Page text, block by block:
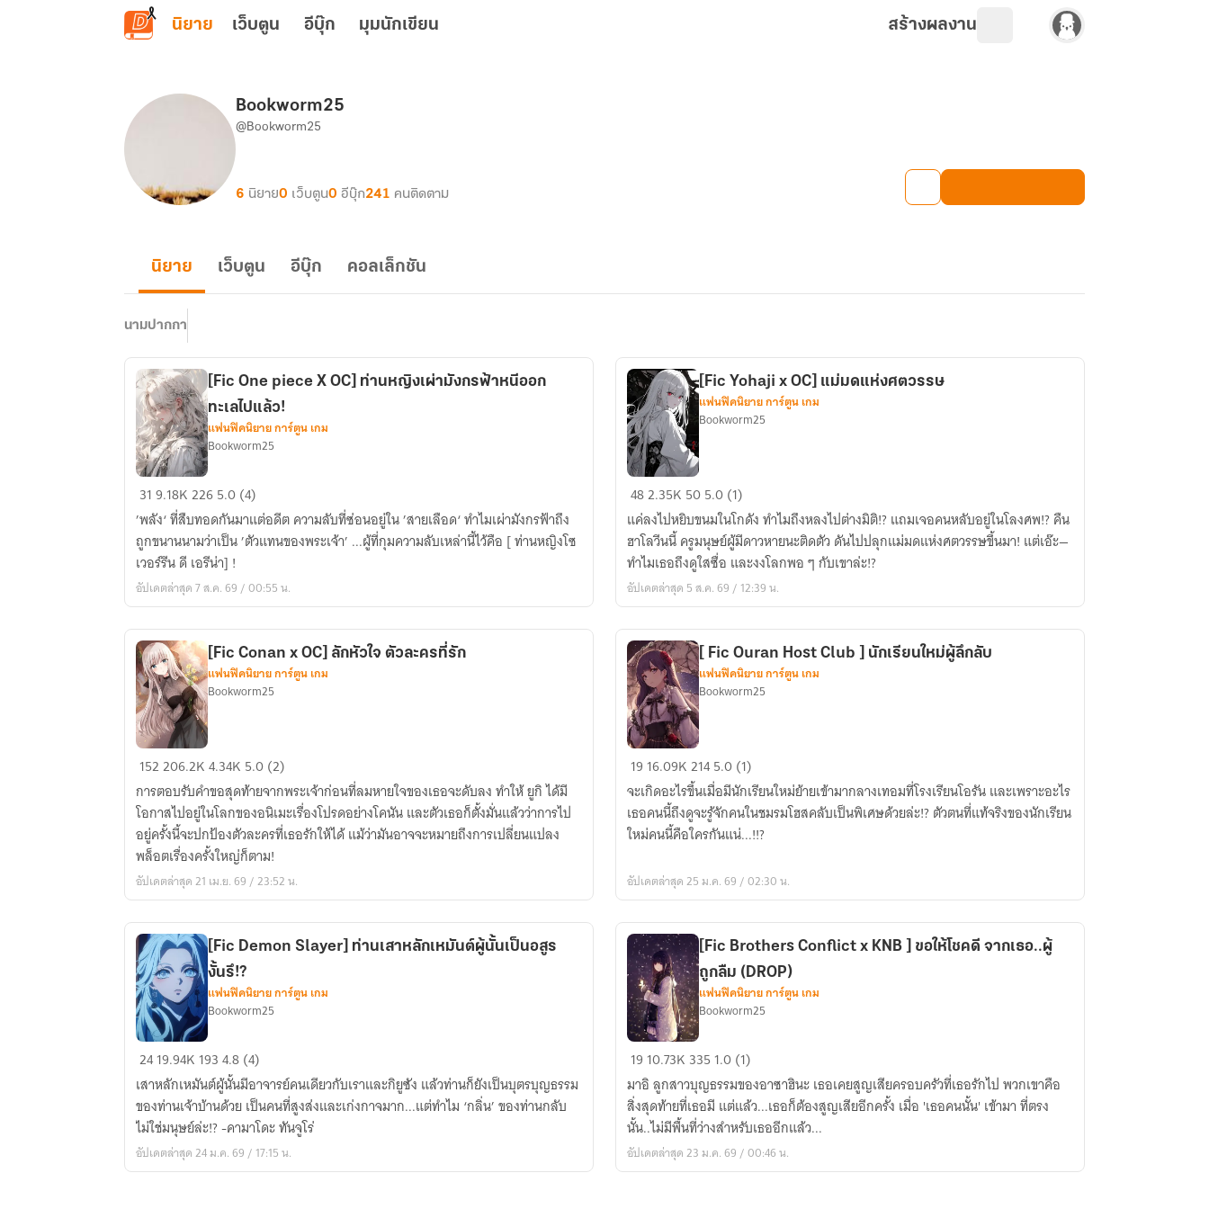
ข้ามไปยังเนื้อหาหลัก
นิยาย เว็บตูน อีบุ๊ก มุมนักเขียน สร้างผลงาน
Bookworm25
@Bookworm25
6 นิยาย0 เว็บตูน0 อีบุ๊ก241 คนติดตาม
นิยาย เว็บตูน อีบุ๊ก คอลเล็กชัน
นามปากกา
[Fic
One
piece
X
OC]
ท่าน
เผ่า
มังกร
ฟ้า
หนี
ออก
ทะเล
ไป
แล้ว!
[Fic One piece X OC] ท่านหญิงเผ่ามังกรฟ้าหนีออก
ทะเลไปแล้ว!
แฟนฟิคนิยาย การ์ตูน เกม
Bookworm25
319.18K2265.0 (4)
’พลัง‘ ที่สืบทอดกันมาแต่อดีต ความลับที่ซ่อนอยู่ใน ’สายเลือด‘ ทำไมเผ่ามังกรฟ้าถึง
ถูกขนานนามว่าเป็น ’ตัวแทนของพระเจ้า’ ...ผู้ที่กุมความลับเหล่านี้ไว้คือ [ ท่านหญิงโซ
เวอร์รีน ดี เอรีน่า] !
อัปเดตล่าสุด 7 ส.ค. 69 / 00:55 น.
[Fic
Yohaji
x
OC]
แม่มด
แห่ง
[Fic Yohaji x OC] แม่มดแห่งศตวรรษ
แฟนฟิคนิยาย การ์ตูน เกม
Bookworm25
482.35K 505.0 (1)
แค่ลงไปหยิบขนมในโกดัง ทำไมถึงหลงไปต่างมิติ!? แถมเจอคนหลับอยู่ในโลงศพ!? คืน
ฮาโลวีนนี้ ครูมนุษย์ผู้มีดาวหายนะติดตัว ดันไปปลุกแม่มดแห่งศตวรรษขึ้นมา! แต่เอ๊ะ—
ทำไมเธอถึงดูใสซื่อ และงงโลกพอ ๆ กับเขาล่ะ!?
อัปเดตล่าสุด 5 ส.ค. 69 / 12:39 น.
[Fic
x
OC]
ลัก
หัวใจ
ตัว
ที่รัก
[Fic Conan x OC] ลักหัวใจ ตัวละครที่รัก
แฟนฟิคนิยาย การ์ตูน เกม
Bookworm25
152206.2K4.34K 5.0 (2)
การตอบรับคำขอสุดท้ายจากพระเจ้าก่อนที่ลมหายใจของเธอจะดับลง ทำให้ ยูกิ ได้มี
โอกาสไปอยู่ในโลกของอนิเมะเรื่องโปรดอย่างโคนัน และตัวเธอก็ตั้งมั่นแล้วว่าการไป
อยู่ครั้งนี้จะปกป้องตัวละครที่เธอรักให้ได้ แม้ว่ามันอาจจะหมายถึงการเปลี่ยนแปลง
พล็อตเรื่องครั้งใหญ่ก็ตาม!
อัปเดตล่าสุด 21 เม.ย. 69 / 23:52 น.
Ouran
Host
Club
นักเรียน
ผู้
ลึกลับ
[ Fic Ouran Host Club ] นักเรียนใหม่ผู้ลึกลับ
แฟนฟิคนิยาย การ์ตูน เกม
Bookworm25
19 16.09K2145.0 (1)
จะเกิดอะไรขึ้นเมื่อมีนักเรียนใหม่ย้ายเข้ามากลางเทอมที่โรงเรียนโอรัน และเพราะอะไร
เธอคนนี้ถึงดูจะรู้จักคนในชมรมโฮสคลับเป็นพิเศษด้วยล่ะ!? ตัวตนที่แท้จริงของนักเรียน
ใหม่คนนี้คือใครกันแน่...!!?
อัปเดตล่าสุด 25 ม.ค. 69 / 02:30 น.
[Fic
Demon
Slayer]
ท่าน
เสา
หลัก
[Fic Demon Slayer] ท่านเสาหลักเหมันต์ผู้นั้นเป็นอสูร
งั้นรึ!?
แฟนฟิคนิยาย การ์ตูน เกม
Bookworm25
2419.94K 1934.8 (4)
เสาหลักเหมันต์ผู้นั้นมีอาจารย์คนเดียวกับเราและกิยูซัง แล้วท่านก็ยังเป็นบุตรบุญธรรม
ของท่านเจ้าบ้านด้วย เป็นคนที่สูงส่งและเก่งกาจมาก...แต่ทำไม ‘กลิ่น’ ของท่านกลับ
ไม่ใช่มนุษย์ล่ะ!? -คามาโดะ ทันจูโร่
อัปเดตล่าสุด 24 ม.ค. 69 / 17:15 น.
[Fic
Brothers
Conflict
x
KNB
]
[Fic Brothers Conflict x KNB ] ขอให้โชคดี จากเธอ..ผู้
ถูกลืม (DROP)
แฟนฟิคนิยาย การ์ตูน เกม
Bookworm25
19 10.73K 335 1.0 (1)
มาอิ ลูกสาวบุญธรรมของอาซาฮินะ เธอเคยสูญเสียครอบครัวที่เธอรักไป พวกเขาคือ
สิ่งสุดท้ายที่เธอมี แต่แล้ว...เธอก็ต้องสูญเสียอีกครั้ง เมื่อ 'เธอคนนั้น' เข้ามา ที่ตรง
นั้น..ไม่มีพื้นที่ว่างสำหรับเธออีกแล้ว...
อัปเดตล่าสุด 23 ม.ค. 69 / 00:46 น.